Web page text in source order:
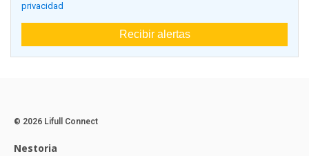
privacidad
Recibir alertas
© 2026 Lifull Connect
Nestoria